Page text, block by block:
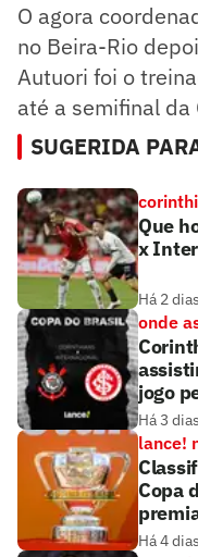
O agora
no Beira-Rio
Autuori foi o
até a semifinal da
SUGERIDA
Que
x
Há 2 dias
onde
jogo
Há 3 dias
lance!
Copa
Há 4 dias